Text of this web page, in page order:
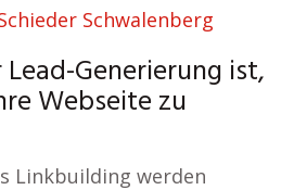
Schwalenberg
Generierung ist,
Webseite zu
Linkbuilding werden